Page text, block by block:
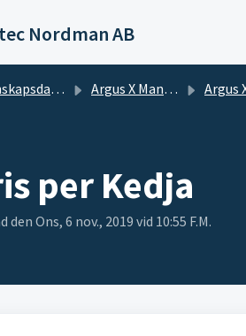
huvudinnehåll
Nordman AB
Argus X Manualer Argus
per Kedja
den Ons, 6 nov., 2019 vid 10:55 F.M.